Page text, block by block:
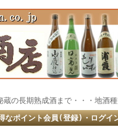
秘蔵の長期熟成酒まで・・
なポイント会員(登録)・ログイ